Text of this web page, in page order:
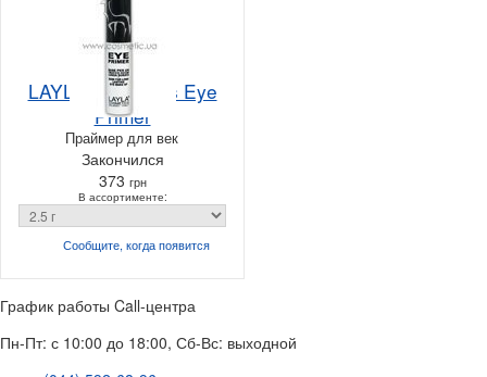
LAYLA cosmetics Eye
Primer
Праймер для век
Закончился
373 грн
В ассортименте:
Сообщите, когдапоявится
График работы Call-центра
Пн-Пт: с 10:00 до 18:00, Сб-Вс: выходной